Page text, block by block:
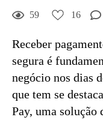
59 16
Receber
segura é
negócio nos dias
que tem se
Pay, uma solução